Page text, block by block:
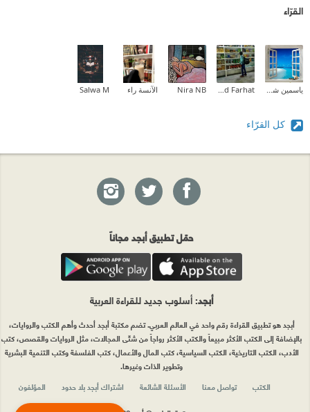
القرّاء
Nira NB الآنسة راء Salwa M
كل القرّاء
حمّل تطبيق أبجد مجاناً
أبجد: أسلوب جديد للقراءة العربية
أبجد هو تطبيق القراءة رقم واحد في العالم العربي. تضم مكتبة أبجد أحدث وأهم الكتب والروايات،
بالإضافة إلى الكتب الأكثر مبيعاً والكتب الأكثر رواجاً من شتّى المجالات، مثل الروايات والقصص، كتب
الأدب، الكتب التاريخية، الكتب السياسية، كتب المال والأعمال، كتب الفلسفة وكتب التنمية البشرية
وتطوير الذات وغيرها.
الكتب
تواصل معنا الأسئلة الشائعة اشتراك أبجد بلا حدود
المؤلفون